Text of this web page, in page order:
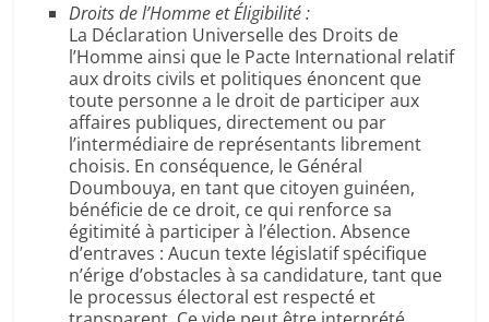
Droits de l’Homme et Éligibilité :
La Déclaration Universelle des Droits de
l’Homme ainsi que le Pacte International relatif
aux droits civils et politiques énoncent que
toute personne a le droit de participer aux
affaires publiques, directement ou par
l’intermédiaire de représentants librement
choisis. En conséquence, le Général
Doumbouya, en tant que citoyen guinéen,
bénéficie de ce droit, ce qui renforce sa
égitimité à participer à l’élection. Absence
d’entraves : Aucun texte législatif spécifique
n’érige d’obstacles à sa candidature, tant que
le processus électoral est respecté et